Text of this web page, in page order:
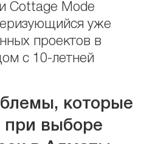
Cottage Mode
уже
проектов в
с 10-летней
которые
при выборе